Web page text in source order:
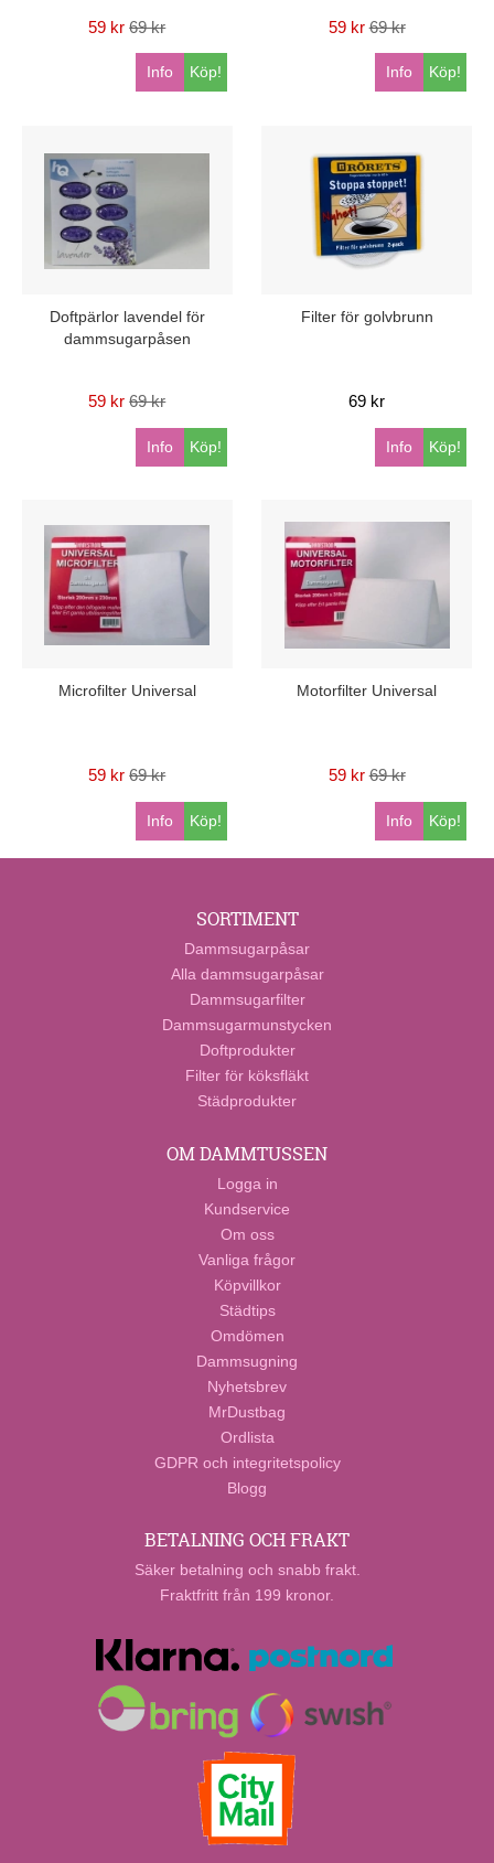
59 kr 69 kr
Köp!
Info
59 kr 69 kr
Köp!
Info
Doftpärlor lavendel för
dammsugarpåsen
59 kr 69 kr
Köp!
Info
Filter för golvbrunn
69 kr
Köp!
Info
Microfilter Universal
59 kr 69 kr
Köp!
Info
Motorfilter Universal
59 kr 69 kr
Köp!
Info
SORTIMENT
Dammsugarpåsar
Alla dammsugarpåsar
Dammsugarfilter
Dammsugarmunstycken
Doftprodukter
Filter för köksfläkt
Städprodukter
OM DAMMTUSSEN
Logga in
Kundservice
Om oss
Vanliga frågor
Köpvillkor
Städtips
Omdömen
Dammsugning
Nyhetsbrev
MrDustbag
Ordlista
GDPR och integritetspolicy
Blogg
BETALNING OCH FRAKT
Säker betalning och snabb frakt.
Fraktfritt från 199 kronor.